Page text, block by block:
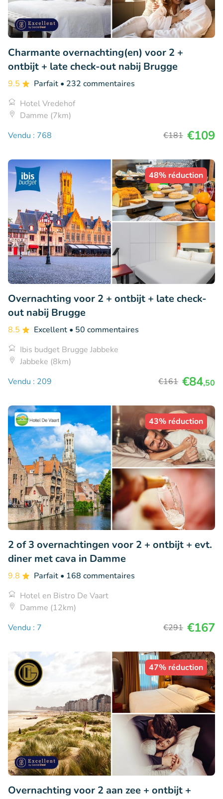
Charmante overnachting(en) voor 2 +
ontbijt + late check-out nabij Brugge
9.5 Parfait • 232 commentaires
Hotel Vredehof
Damme (7km)
Vendu : 768
€181 €109
48% réduction
Overnachting voor 2 + ontbijt + late check-
out nabij Brugge
8.5 Excellent • 50 commentaires
Ibis budget Brugge Jabbeke
Jabbeke (8km)
Vendu : 209
€161 €84,50
43% réduction
2 of 3 overnachtingen voor 2 + ontbijt + evt.
diner met cava in Damme
9.8 Parfait • 168 commentaires
Hotel en Bistro De Vaart
Damme (12km)
Vendu : 7
€291 €167
47% réduction
Overnachting voor 2 aan zee + ontbijt +